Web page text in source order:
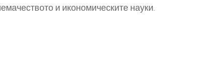
и икономическите науки.